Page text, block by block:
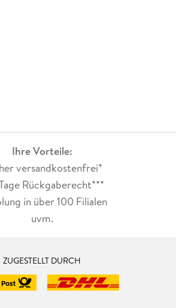
Ihre Vorteile:
versandkostenfrei*
Rückgaberecht***
in über 100 Filialen
uvm.
ZUGESTELLT DURCH